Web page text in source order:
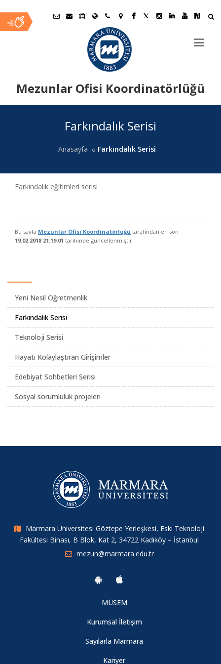
Mezunlar Ofisi Koordinatörlüğü
Farkındalık Serisi
Anasayfa Farkındalık Serisi
Farkındalık eğitimleri serisi
Bu sayfa Mezunlar Ofisi Koordinatörlüğü tarafından en son
19.02.2018 21:19:01 tarihinde güncellenmiştir.
Yeni Nesil Öğretmenlik
Farkındalık Serisi
Teknoloji Serisi
Hayatı Kolaylaştıran Girişimler
Edebiyat Sohbetleri Serisi
Sosyal sorumluluk projeleri
Marmara Üniversitesi Göztepe Yerleşkesi, Eski Teknoloji
Fakültesi Binası, B Blok, Kat 2, 34722 Kadıköy – İstanbul
mezun@marmara.edu.tr
MÜSEM
Kurumsal İletişim
Sayılarla Marmara
Kariyer